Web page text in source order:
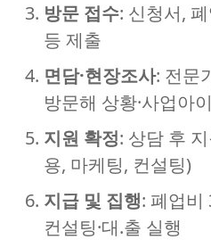
방문 접수: 신청서,
등 제출
면담·현장조사: 전문
방문해 상황·사업아
지원 확정: 상담 후
용, 마케팅, 컨설팅)
지급 및 집행: 폐업비
컨설팅·대.출 실행